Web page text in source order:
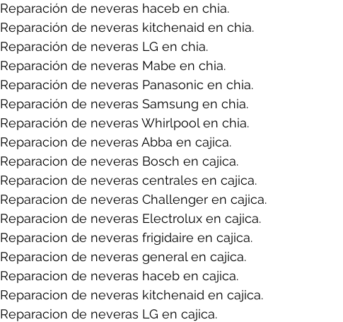
Reparación de neveras haceb en chia.
Reparación de neveras kitchenaid en chia.
Reparación de neveras LG en chia.
Reparación de neveras Mabe en chia.
Reparación de neveras Panasonic en chia.
Reparación de neveras Samsung en chia.
Reparación de neveras Whirlpool en chia.
Reparacion de neveras Abba en cajica.
Reparacion de neveras Bosch en cajica.
Reparacion de neveras centrales en cajica.
Reparacion de neveras Challenger en cajica.
Reparacion de neveras Electrolux en cajica.
Reparacion de neveras frigidaire en cajica.
Reparacion de neveras general en cajica.
Reparacion de neveras haceb en cajica.
Reparacion de neveras kitchenaid en cajica.
Reparacion de neveras LG en cajica.